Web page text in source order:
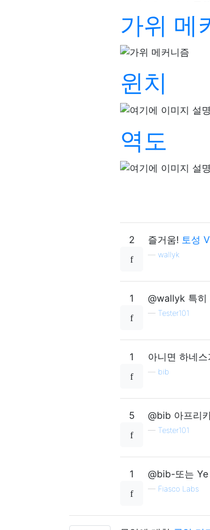
가위 메
윈치
역도
2 즐거움! 토성 V
wallyk
1 @wallyk 특히
— Tester101
1 아니면 하네
bib
5 @bib 아프리
— Tester101
1 @bib-또는
— Fiasco Labs